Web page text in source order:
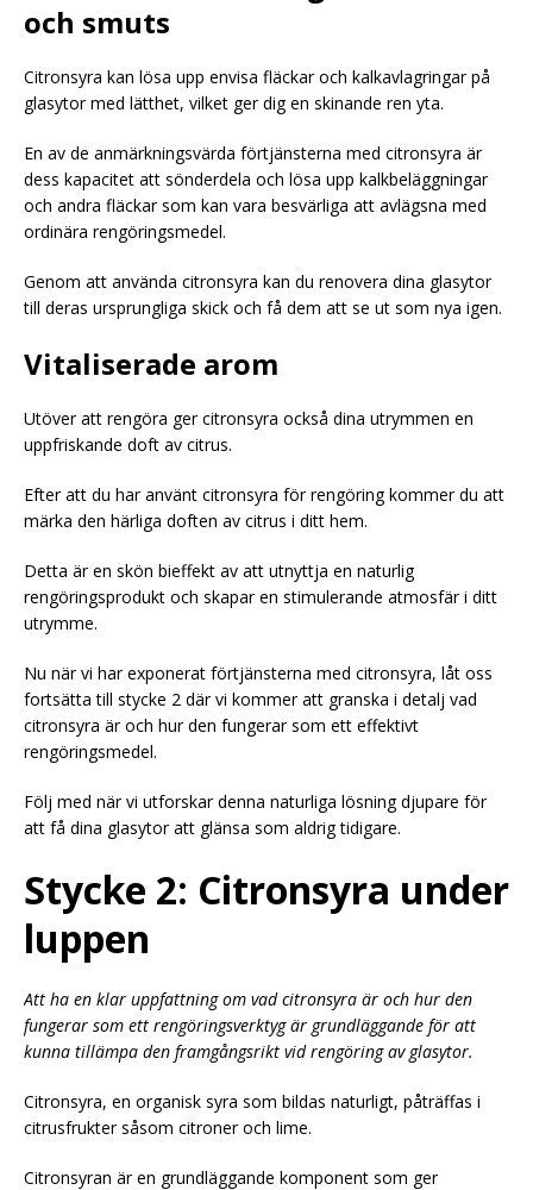
och smuts
Citronsyra kan lösa upp envisa fläckar och kalkavlagringar på
glasytor med lätthet, vilket ger dig en skinande ren yta.
En av de anmärkningsvärda förtjänsterna med citronsyra är
dess kapacitet att sönderdela och lösa upp kalkbeläggningar
och andra fläckar som kan vara besvärliga att avlägsna med
ordinära rengöringsmedel.
Genom att använda citronsyra kan du renovera dina glasytor
till deras ursprungliga skick och få dem att se ut som nya igen.
Vitaliserade arom
Utöver att rengöra ger citronsyra också dina utrymmen en
uppfriskande doft av citrus.
Efter att du har använt citronsyra för rengöring kommer du att
märka den härliga doften av citrus i ditt hem.
Detta är en skön bieffekt av att utnyttja en naturlig
rengöringsprodukt och skapar en stimulerande atmosfär i ditt
utrymme.
Nu när vi har exponerat förtjänsterna med citronsyra, låt oss
fortsätta till stycke 2 där vi kommer att granska i detalj vad
citronsyra är och hur den fungerar som ett effektivt
rengöringsmedel.
Följ med när vi utforskar denna naturliga lösning djupare för
att få dina glasytor att glänsa som aldrig tidigare.
Stycke 2: Citronsyra under
luppen
Att ha en klar uppfattning om vad citronsyra är och hur den
fungerar som ett rengöringsverktyg är grundläggande för att
kunna tillämpa den framgångsrikt vid rengöring av glasytor.
Citronsyra, en organisk syra som bildas naturligt, påträffas i
citrusfrukter såsom citroner och lime.
Citronsyran är en grundläggande komponent som ger